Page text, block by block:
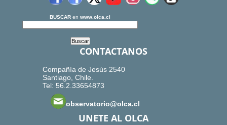
BUSCAR en www.olca.cl
CONTACTANOS
Compañía de Jesús 2540
Santiago, Chile.
Tel: 56.2.33654873
observatorio@olca.cl
UNETE AL OLCA